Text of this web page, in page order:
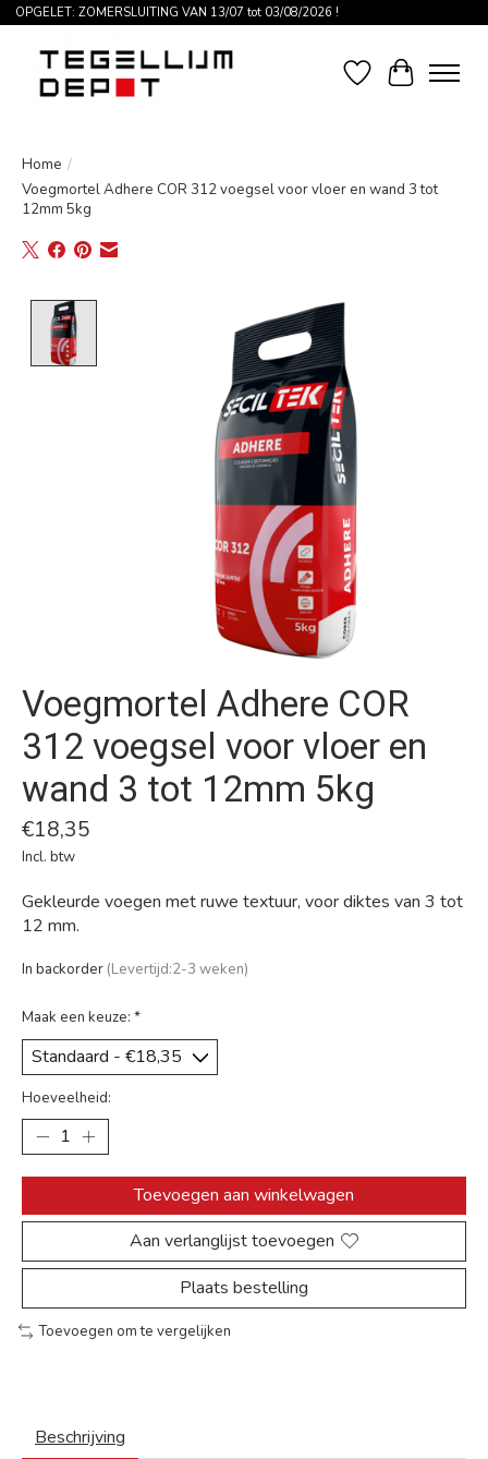
OPGELET: ZOMERSLUITING VAN 13/07 tot 03/08/2026 !
Verlanglijst
Home /
Voegmortel Adhere COR 312 voegsel voor vloer en wand 3 tot
12mm 5kg
Product image slideshow Items
Voegmortel Adhere COR
312 voegsel voor vloer en
wand 3 tot 12mm 5kg
€18,35
Incl. btw
Gekleurde voegen met ruwe textuur, voor diktes van 3 tot
12 mm.
In backorder (Levertijd:2-3 weken)
Maak een keuze: *
Hoeveelheid:
Toevoegen aan winkelwagen
Aan verlanglijst toevoegen
Plaats bestelling
Toevoegen om te vergelijken
Beschrijving